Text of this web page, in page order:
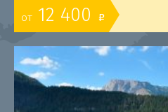
от 12 400 o